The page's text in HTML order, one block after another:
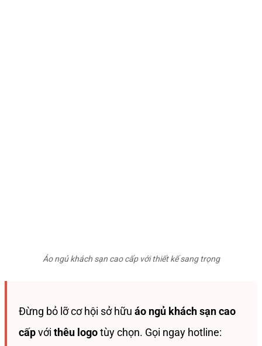
Áo ngủ khách sạn cao cấp với thiết kế sang trọng
Đừng bỏ lỡ cơ hội sở hữu áo ngủ khách sạn cao
cấpvới thêu logotùy chọn. Gọi ngay hotline: